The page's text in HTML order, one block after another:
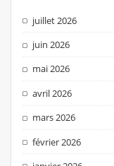
juillet 2026
juin 2026
mai 2026
avril 2026
mars 2026
février 2026